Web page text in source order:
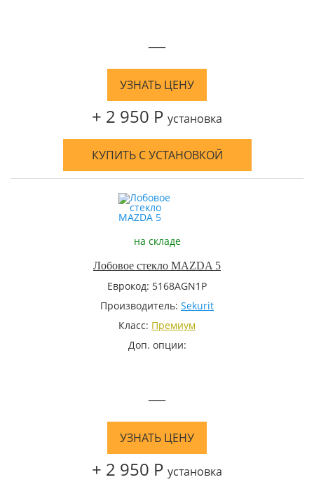
—
УЗНАТЬ ЦЕНУ
+ 2 950 Р установка
КУПИТЬ С УСТАНОВКОЙ
на складе
Лобовое стекло MAZDA 5
Еврокод: 5168AGN1P
Производитель: Sekurit
Класс: Премиум
Доп. опции:
—
УЗНАТЬ ЦЕНУ
+ 2 950 Р установка